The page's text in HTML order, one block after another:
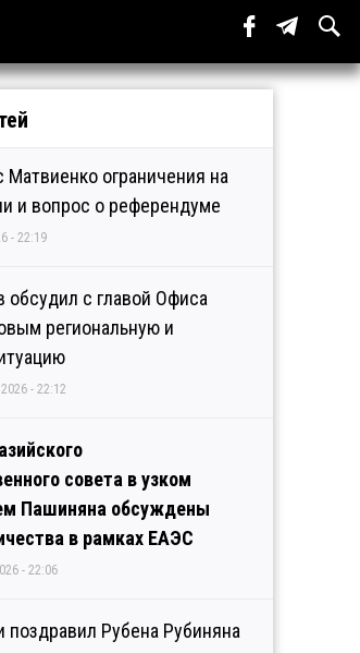
Матвиенко ограничения на
и вопрос о референдуме
- 22:19
с главой Офиса
региональную и
- 22:12
совета в узком
Пашиняна обсуждены
в рамках ЕАЭС
- 22:06
Рубена Рубиняна